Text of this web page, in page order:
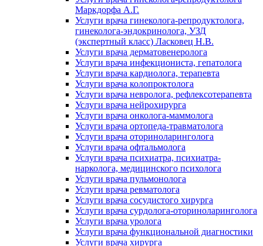
Маркдорфа А.Г.
Услуги врача гинеколога-репродуктолога,
гинеколога-эндокринолога, УЗД
(экспертный класс) Ласковец Н.В.
Услуги врача дерматовенеролога
Услуги врача инфекциониста, гепатолога
Услуги врача кардиолога, терапевта
Услуги врача колопроктолога
Услуги врача невролога, рефлексотерапевта
Услуги врача нейрохирурга
Услуги врача онколога-маммолога
Услуги врача ортопеда-травматолога
Услуги врача оториноларинголога
Услуги врача офтальмолога
Услуги врача психиатра, психиатра-
нарколога, медицинского психолога
Услуги врача пульмонолога
Услуги врача ревматолога
Услуги врача сосудистого хирурга
Услуги врача сурдолога-оториноларинголога
Услуги врача уролога
Услуги врача функциональной диагностики
Услуги врача хирурга